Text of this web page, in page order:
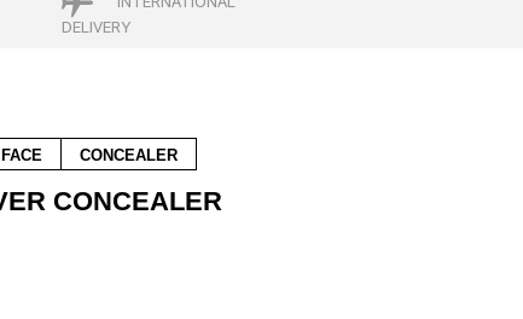
DELIVERY
FACE CONCEALER
CONCEALER